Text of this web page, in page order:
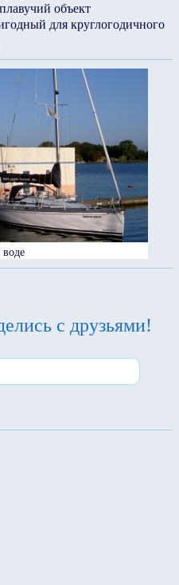
объект
для круглогодичного
с друзьями!